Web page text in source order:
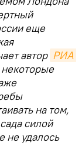
еще
автор РИА
на том,
силой
не удалось